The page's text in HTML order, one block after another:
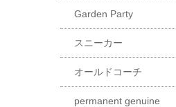
Garden Party
スニーカー
オールドコーチ
permanent genuine